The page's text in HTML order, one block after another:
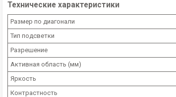
Технические характеристики
Размер по диагонали
Тип подсветки
Разрешение
Активная область (мм)
Яркость
Контрастность